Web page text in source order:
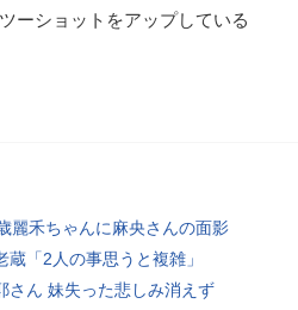
ーショットをアップしている
麗禾ちゃんに麻央さんの面影
蔵「2人の事思うと複雑」
さん 妹失った悲しみ消えず